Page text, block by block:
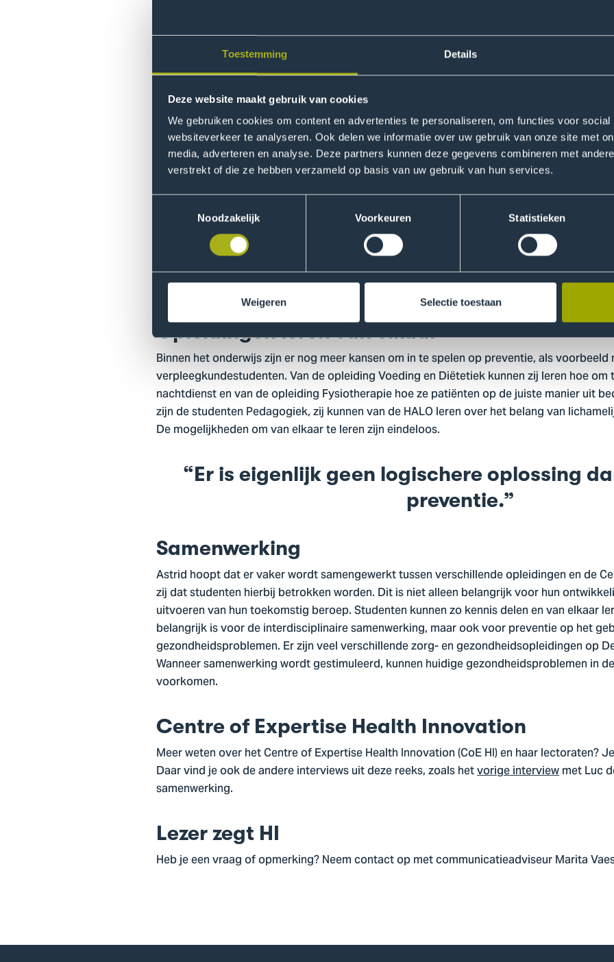
Toestemming Details
Deze website maakt gebruik van cookies
We gebruiken cookies om content en advertenties te personaliseren, om functies voor social
websiteverkeer te analyseren. Ook delen we informatie over uw gebruik van onze site met
media, adverteren en analyse. Deze partners kunnen deze gegevens combineren met
verstrekt of die ze hebben verzameld op basis van uw gebruik van hun services.
Noodzakelijk
Voorkeuren Statistieken
Weigeren Selectie toestaan
doen om te voorkomen dat mensen
Huidbescherming
Binnen De Haagse Hogeschool zijn er nog vele andere manieren waarop kan worden
gezondheidsklachten. Als voorbeeld noemde Astrid een recent gestart project, gericht
buitenwerkers. Hierbij wordt veelal gedacht aan mensen die in de bouw of landbouw
vallen hieronder. Gymdocenten hebben een veel hogere kans op het ontwikkelen van
werken. Aan De Haagse Hogeschool wordt de lerarenopleiding voor lichamelijke
opleiding was niet bij de aanvraag van het project betrokken, terwijl het voor de
is. Hier liggen volgens Astrid nog kansen. Wanneer dit soort samenwerkingen meer
hele mooie inzichten worden opgedaan.
Het kan toch niet dat we accepteren dat een
de aandoeningen te voorkomen is met een
Opleidingen leren van elkaar
Binnen het onderwijs zijn er nog meer kansen om in te spelen op preventie, als
verpleegkundestudenten. Van de opleiding Voeding en Diëtetiek kunnen zij leren hoe
nachtdienst en van de opleiding Fysiotherapie hoe ze patiënten op de juiste manier uit
zijn de studenten Pedagogiek, zij kunnen van de HALO leren over het belang van
De mogelijkheden om van elkaar te leren zijn eindeloos.
Er is eigenlijk geen logischere oplossing
preventie.
Samenwerking
Astrid hoopt dat er vaker wordt samengewerkt tussen verschillende opleidingen en de
zij dat studenten hierbij betrokken worden. Dit is niet alleen belangrijk voor hun
uitvoeren van hun toekomstig beroep. Studenten kunnen zo kennis delen en van elkaar
belangrijk is voor de interdisciplinaire samenwerking, maar ook voor preventie op het
gezondheidsproblemen. Er zijn veel verschillende zorg- en gezondheidsopleidingen op
Wanneer samenwerking wordt gestimuleerd, kunnen huidige gezondheidsproblemen in
voorkomen.
Centre of Expertise Health Innovation
Meer weten over het Centre of Expertise Health Innovation (CoE HI) en haar lectoraten?
Daar vind je ook de andere interviews uit deze reeks, zoals hetvorige interviewmet Luc
samenwerking.
Lezer zegt HI
Heb je een vraag of opmerking? Neem contact op met communicatieadviseur Marita